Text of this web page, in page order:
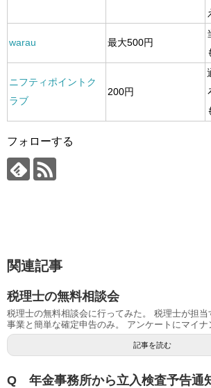
warau 最大500円
ニフティポイントク
ラブ
200円
フォローする
関連記事
税理士の無料相談会
税理士の無料相談会に行ってみた。 税理士が担
事業と簡単な確定申告のみ。 アンケートにマイナ
記事を読む
Q 年金事務所から立入検査予告通